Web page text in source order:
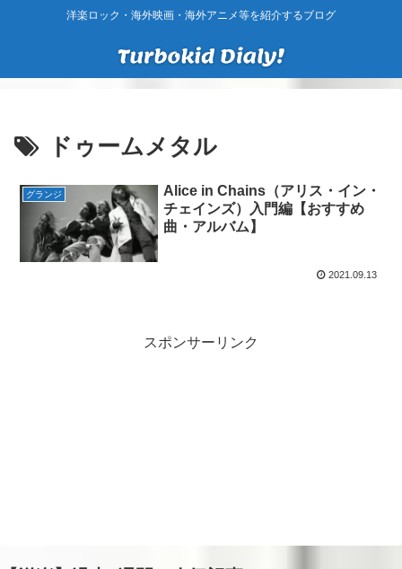
洋楽ロック・海外映画・海外アニメ等を紹介するブログ
ドゥームメタル
グランジ
Alice in Chains（アリス・イン・
チェインズ）入門編【おすすめ
曲・アルバム】
2021.09.13
スポンサーリンク